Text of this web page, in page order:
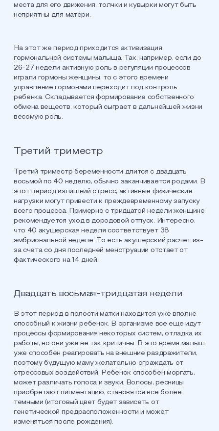
места для его движения, толчки и кувырки могут быть
неприятны для матери.
На этот же период приходится активизация
гормональной системы малыша. Так, например, если до
26-27 недели активную роль в регуляции процессов
играли гормоны женщины, то с этого времени
управление гормонами переходит под контроль
ребенка. Складывается формирование собственного
обмена веществ, который сыграет в дальнейшей жизни
весомую роль.
Третий триместр
Третий триместр беременности длится с двадцать
восьмой по 40 неделю, обычно заканчивается родами. В
этот период излишний стресс, активные физические
нагрузки могут привести к преждевременному запуску
всего процесса. Примерно с тридцатой недели женщине
рекомендуется уход в дородовой отпуск. Интересно,
что 40 акушерская неделя соответствует 38
эмбриональной неделе. То есть акушерский расчет из-
за счета со дня последней менструации отстает от
фактического на 14 дней.
Двадцать восьмая-тридцатая недели
В этот период в полости матки находится уже вполне
способный к жизни ребенок. В организме все еще идут
процессы формирования некоторых систем, отладка их
работы, но они уже не так критичны. В это время малыш
уже способен реагировать на внешние раздражители,
поэтому будущую маму желательно ограждать от
стрессовых воздействий. Ребенок способен моргать,
может различать голоса и звуки. Волосы, ресницы
приобретают пигментацию, становятся все более
темными (итоговый цвет будет зависеть от
генетической предрасположенности и может
изменяться после рождения).